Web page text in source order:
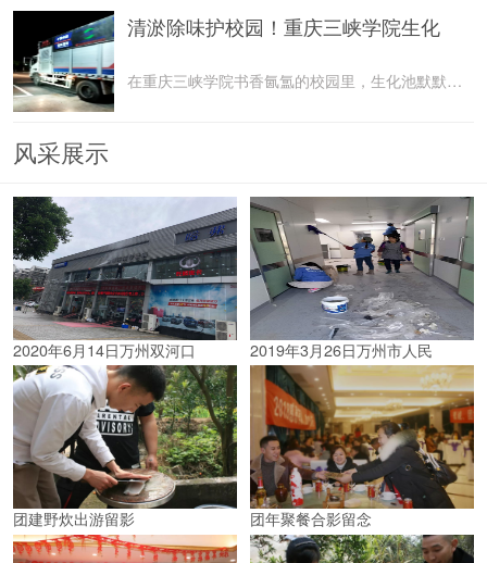
清淤除味护校园！重庆三峡学院生化
在重庆三峡学院书香氤氲的校园里，生化池默默承载着污水
风采展示
2020年6月14日万州双河口 2019年3月26日万州市人民
团建野炊出游留影 团年聚餐合影留念